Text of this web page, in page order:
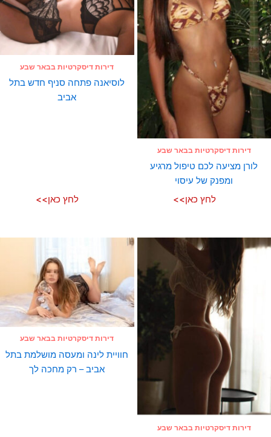
דירות דיסקרטיות בבאר שבע
לורן מציעה לכם טיפול מרגיע
ומפנק של עיסוי
לחץ כאן>>
דירות דיסקרטיות בבאר שבע
לוסיאנה פתחה סניף חדש בתל
אביב
לחץ כאן>>
דירות דיסקרטיות בבאר שבע
דירות דיסקרטיות בבאר שבע
חוויית לינה ומעסה מושלמת בתל
אביב – רק מחכה לך